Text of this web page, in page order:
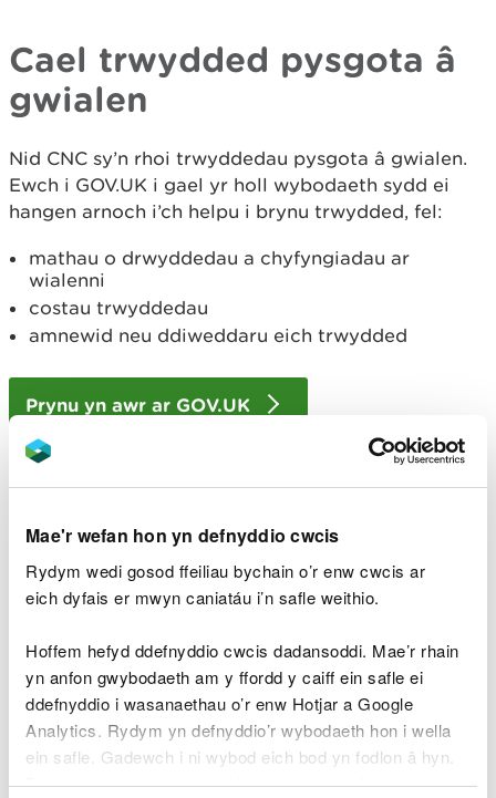
Mae'r wefan hon yn defnyddio cwcis
Rydym wedi gosod ffeiliau bychain o’r enw cwcis ar
eich dyfais er mwyn caniatáu i’n safle weithio.
Hoffem hefyd ddefnyddio cwcis dadansoddi. Mae’r rhain
yn anfon gwybodaeth am y ffordd y caiff ein safle ei
ddefnyddio i wasanaethau o’r enw Hotjar a Google
Analytics. Rydym yn defnyddio’r wybodaeth hon i wella
ein safle. Gadewch i ni wybod eich bod yn fodlon â hyn.
Byddwn yn defnyddio cwci i gadw eich dewis.
Cael trwydded pysgota â
gwialen
Nid CNC sy’n rhoi trwyddedau pysgota â gwialen.
Ewch i GOV.UK i gael yr holl wybodaeth sydd ei
hangen arnoch i’ch helpu i brynu trwydded, fel:
mathau o drwyddedau a chyfyngiadau ar
wialenni
costau trwyddedau
amnewid neu ddiweddaru eich trwydded
Prynu yn awr ar GOV.UK
Gallwch hefyd gael trwydded pysgota â gwialen i
oedolion drwy ffonio Asiantaeth yr Amgylchedd:
0344 800 5386(gwybodaeth am gost y
galwadau)
Os ydych yn bwriadu ymweld â Chymru o dramor,
gallwch brynu trwydded ar-lein. Rhowch y
cyfeiriad y byddwch yn aros ynddo a chadwch eich
e-bost cadarnhau fel tystiolaeth bod gennych
drwydded.